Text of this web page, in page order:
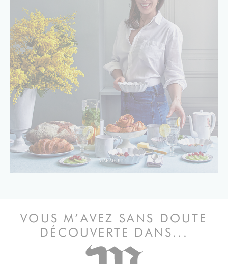
VOUS M’AVEZ SANS DOUTE
DÉCOUVERTE DANS...